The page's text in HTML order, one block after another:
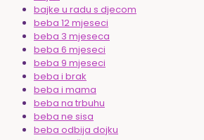
bajke u radu s djecom
beba 12 mjeseci
beba 3 mjeseca
beba 6 mjeseci
beba 9 mjeseci
beba i brak
beba i mama
beba na trbuhu
beba ne sisa
beba odbija dojku